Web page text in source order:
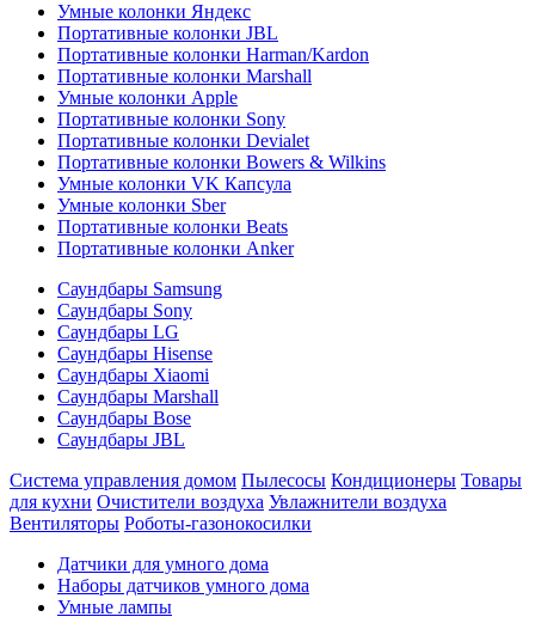
Умные колонки Яндекс
Портативные колонки JBL
Портативные колонки Harman/Kardon
Портативные колонки Marshall
Умные колонки Apple
Портативные колонки Sony
Портативные колонки Devialet
Портативные колонки Bowers & Wilkins
Умные колонки VK Капсула
Умные колонки Sber
Портативные колонки Beats
Портативные колонки Anker
Саундбары Samsung
Саундбары Sony
Саундбары LG
Саундбары Hisense
Саундбары Xiaomi
Саундбары Marshall
Саундбары Bose
Саундбары JBL
Система управления домом Пылесосы Кондиционеры Товары
для кухни Очистители воздуха Увлажнители воздуха
Вентиляторы Роботы-газонокосилки
Датчики для умного дома
Наборы датчиков умного дома
Умные лампы